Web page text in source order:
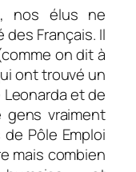
nos élus ne
Français. Il
on dit à
ont trouvé un
et de
gens vraiment
Pôle Emploi
mais combien